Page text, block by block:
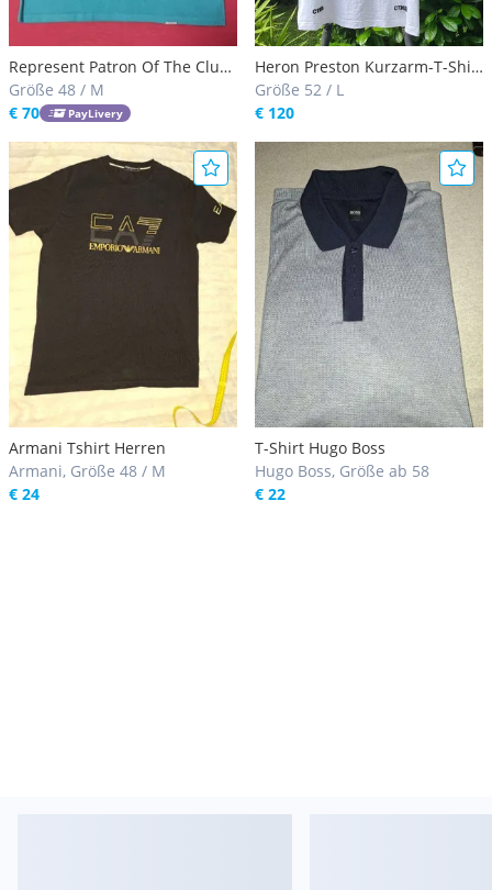
Represent Patron Of The Club
Tee Teal Size M
Größe 48 / M
€ 70
PayLivery
Heron Preston Kurzarm-T-Shirt
mit Kranich Motiv - Größe L
Größe 52 / L
€ 120
Armani Tshirt Herren
Armani, Größe 48 / M
€ 24
T-Shirt Hugo Boss
Hugo Boss, Größe ab 58
€ 22